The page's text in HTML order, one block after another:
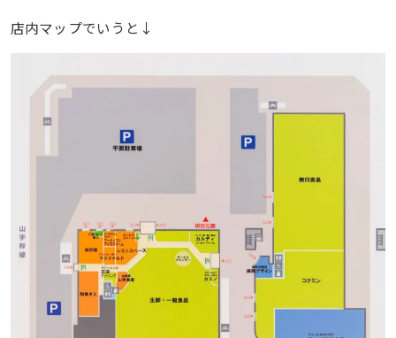
店内マップでいうと↓